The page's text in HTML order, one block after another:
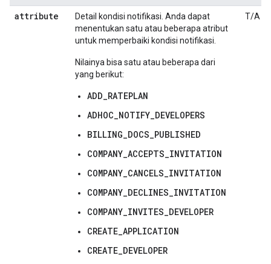
attribute
Detail kondisi notifikasi. Anda dapat
menentukan satu atau beberapa atribut
untuk memperbaiki kondisi notifikasi.
Nilainya bisa satu atau beberapa dari
yang berikut:
ADD_RATEPLAN
ADHOC_NOTIFY_DEVELOPERS
BILLING_DOCS_PUBLISHED
COMPANY_ACCEPTS_INVITATION
COMPANY_CANCELS_INVITATION
COMPANY_DECLINES_INVITATION
COMPANY_INVITES_DEVELOPER
CREATE_APPLICATION
CREATE_DEVELOPER
T/A